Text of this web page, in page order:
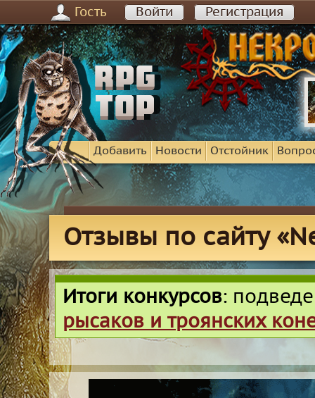
Гость Войти Регистрация
Добавить Новости Отстойник
Отзывы по сайту
Итоги конкурсов:
рысаков и троянских